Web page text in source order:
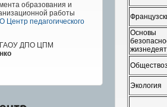
образования и
работы
Центр педагогического
ГАОУ ДПО ЦПМ
Основы
Экология